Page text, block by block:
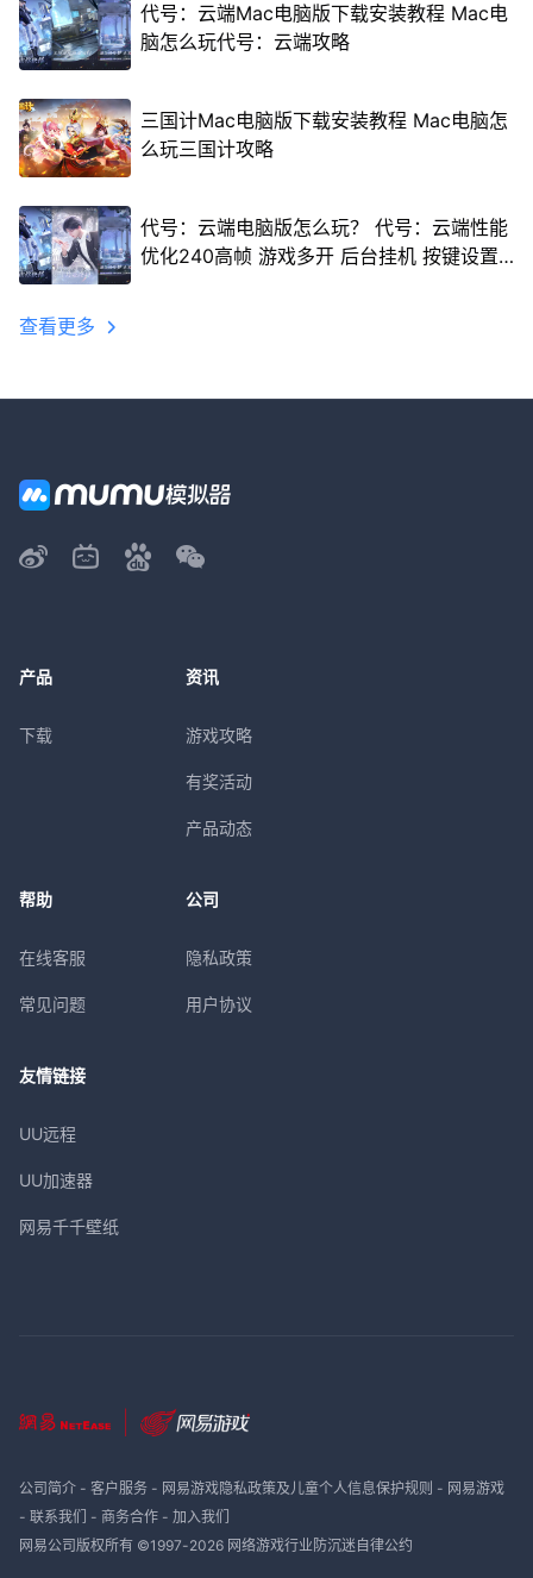
代号：云端Mac电脑版下载安装教程 Mac电
脑怎么玩代号：云端攻略
三国计Mac电脑版下载安装教程 Mac电脑怎
么玩三国计攻略
代号：云端电脑版怎么玩？ 代号：云端性能
优化240高帧 游戏多开 后台挂机 按键设置
查看更多
产品
下载
资讯
游戏攻略
有奖活动
产品动态
帮助
在线客服
常见问题
公司
隐私政策
用户协议
友情链接
UU远程
UU加速器
网易千千壁纸
公司简介- 客户服务- 网易游戏隐私政策及儿童个人信息保护规则 - 网易游戏
- 联系我们 - 商务合作- 加入我们
网易公司版权所有 ©1997-2026 网络游戏行业防沉迷自律公约